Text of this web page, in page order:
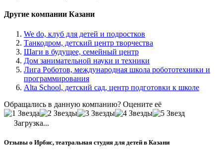
Другие компании Казани
We do, клуб для детей и подростков
Танкодром, детский центр творчества
Шаги в будущее, семейный центр
Дом занимательной науки и техники
Лига Роботов, международная школа робототехники и
программирования
Alta School, детский сад, центр подготовки к школе
Обращались в данную компанию? Оцените её
Загрузка...
Отзывы о Ирбис, театральная студия для детей в Казани